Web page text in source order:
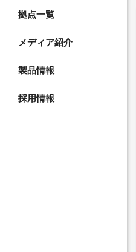
拠点一覧
メディア紹介
製品情報
採用情報